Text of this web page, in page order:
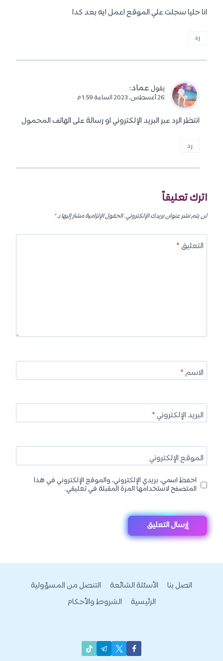
انا حليا سجلت علي الموقع اعمل ايه بعد كدا
رد
يقول عماد:
26 أغسطس، 2023 الساعة 1:59 م
انتظر الرد عبر البريد الإلكتروني او رسالة على الهاتف المحمول
رد
اترك تعليقاً
لن يتم نشر عنوان بريدك الإلكتروني.الحقول الإلزامية مشار إليها بـ*
التعليق*
الاسم*
البريد الإلكتروني*
الموقع الإلكتروني
احفظ اسمي، بريدي الإلكتروني، والموقع الإلكتروني في هذا
المتصفح لاستخدامها المرة المقبلة في تعليقي.
اتصل بنا الأسئلة الشائعة
التنصل من المسؤولية
الرئيسية
الشروط والأحكام